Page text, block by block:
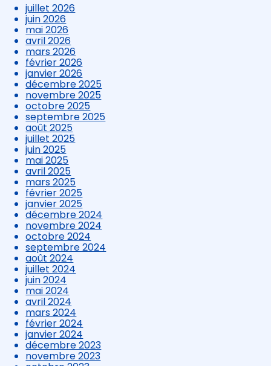
juillet 2026
juin 2026
mai 2026
avril 2026
mars 2026
février 2026
janvier 2026
décembre 2025
novembre 2025
octobre 2025
septembre 2025
août 2025
juillet 2025
juin 2025
mai 2025
avril 2025
mars 2025
février 2025
janvier 2025
décembre 2024
novembre 2024
octobre 2024
septembre 2024
août 2024
juillet 2024
juin 2024
mai 2024
avril 2024
mars 2024
février 2024
janvier 2024
décembre 2023
novembre 2023